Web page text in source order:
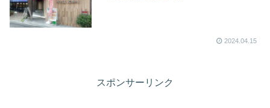
2024.04.15
スポンサーリンク